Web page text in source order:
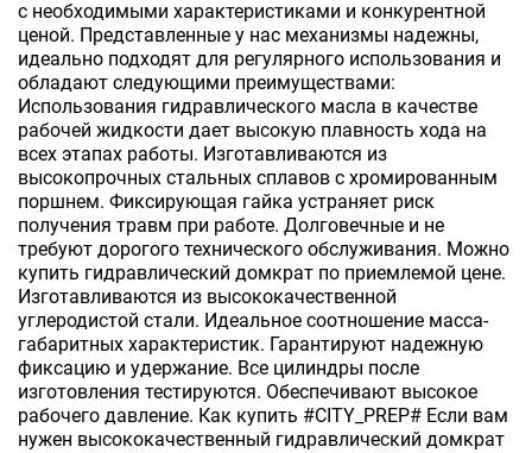
с необходимыми характеристиками и конкурентной
ценой. Представленные у нас механизмы надежны,
идеально подходят для регулярного использования и
обладают следующими преимуществами:
Использования гидравлического масла в качестве
рабочей жидкости дает высокую плавность хода на
всех этапах работы. Изготавливаются из
высокопрочных стальных сплавов с хромированным
поршнем. Фиксирующая гайка устраняет риск
получения травм при работе. Долговечные и не
требуют дорогого технического обслуживания. Можно
купить гидравлический домкрат по приемлемой цене.
Изготавливаются из высококачественной
углеродистой стали. Идеальное соотношение масса-
габаритных характеристик. Гарантируют надежную
фиксацию и удержание. Все цилиндры после
изготовления тестируются. Обеспечивают высокое
рабочего давление. Как купить #CITY_PREP# Если вам
нужен высококачественный гидравлический домкрат